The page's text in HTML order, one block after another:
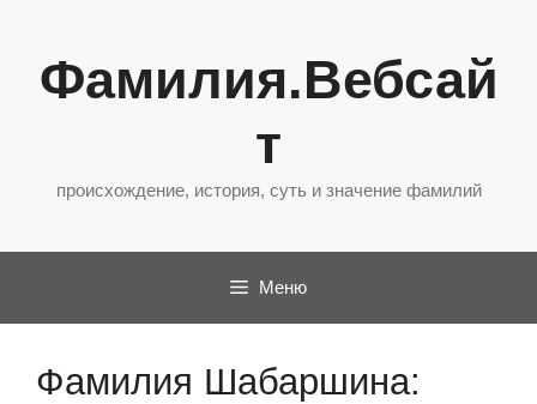
содержимому
Фамилия.Вебсай
т
происхождение, история, суть и значение фамилий
Меню
Фамилия Шабаршина: